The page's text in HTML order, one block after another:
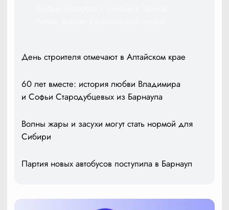
День строителя отмечают в Алтайском крае
60 лет вместе: история любви Владимира
и Софьи Стародубцевых из Барнаула
Волны жары и засухи могут стать нормой для
Сибири
Партия новых автобусов поступила в Барнаул